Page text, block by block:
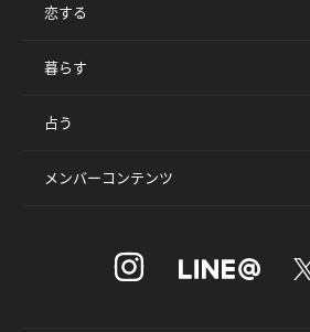
恋する
暮らす
占う
メンバーコンテンツ